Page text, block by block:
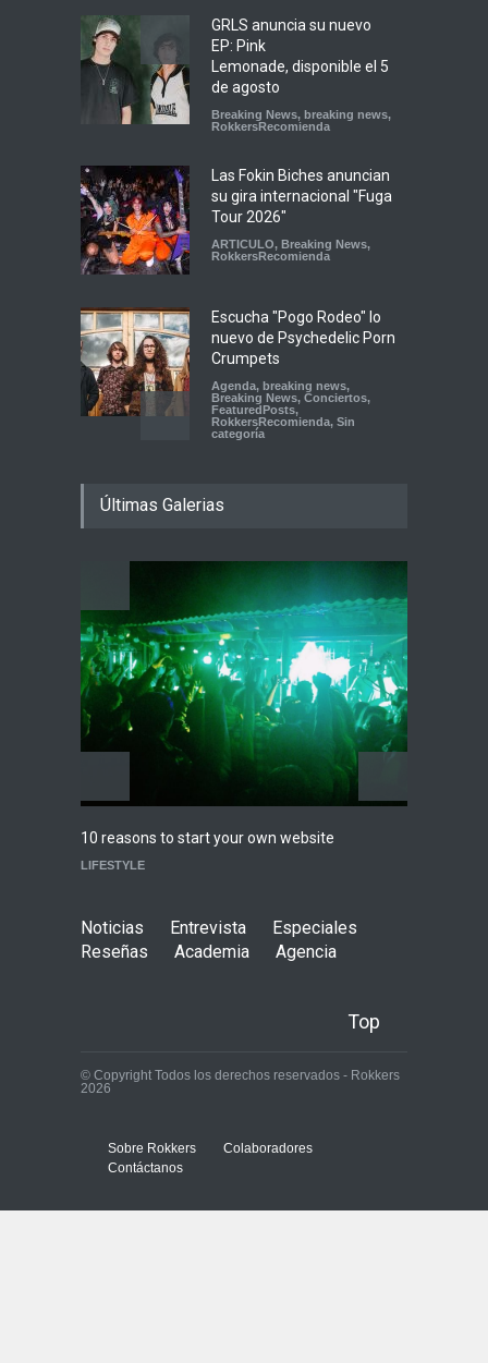
GRLS anuncia su nuevo
EP: Pink
Lemonade, disponible el 5
de agosto
Breaking News, breaking news,
RokkersRecomienda
Las Fokin Biches anuncian
su gira internacional "Fuga
Tour 2026"
ARTICULO, Breaking News,
RokkersRecomienda
Escucha "Pogo Rodeo" lo
nuevo de Psychedelic Porn
Crumpets
Agenda, breaking news,
Breaking News, Conciertos,
FeaturedPosts,
RokkersRecomienda, Sin
categoría
en el Auditorio BB de la
News,breaking news,
Playlist Dale Mixx 2026:
escucha las canciones que
sonarán en el festival
Agenda ,ARTICULO Conciertos
Últimas Galerias
10 reasons to start your own website
LIFESTYLE
Noticias Entrevista
Especiales
Reseñas
Academia Agencia
Top
© Copyright Todos los derechos reservados - Rokkers
2026
Sobre Rokkers
Colaboradores
Contáctanos